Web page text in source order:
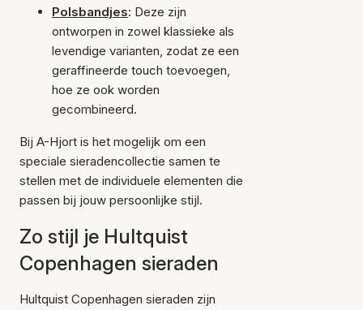
Polsbandjes: Deze zijn
ontworpen in zowel klassieke als
levendige varianten, zodat ze een
geraffineerde touch toevoegen,
hoe ze ook worden
gecombineerd.
Bij A-Hjort is het mogelijk om een
speciale sieradencollectie samen te
stellen met de individuele elementen die
passen bij jouw persoonlijke stijl.
Zo stijl je Hultquist
Copenhagen sieraden
Hultquist Copenhagen sieraden zijn